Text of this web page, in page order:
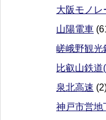
大阪モノレ
山陽電車
嵯峨野観光
比叡山鉄
泉北高速
神戸市営地